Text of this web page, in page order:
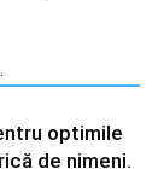
optimile
de nimeni.